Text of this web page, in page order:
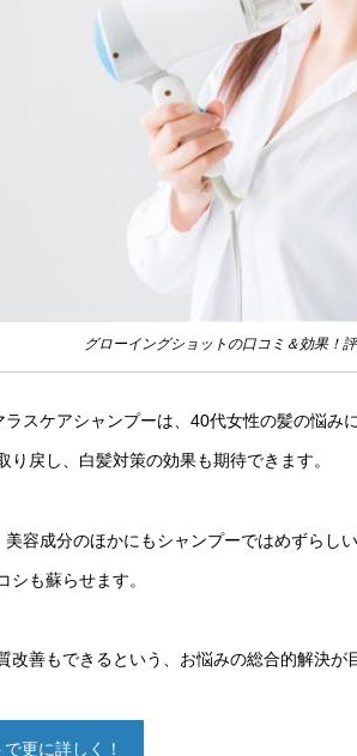
グローイングショットの口コミ＆効果！
スケアシャンプーは、40代女性の髪の悩み
戻し、白髪対策の効果も期待できます。
容成分のほかにもシャンプーではめずらし
も蘇らせます。
改善もできるという、お悩みの総合的解決が
更に詳しく！